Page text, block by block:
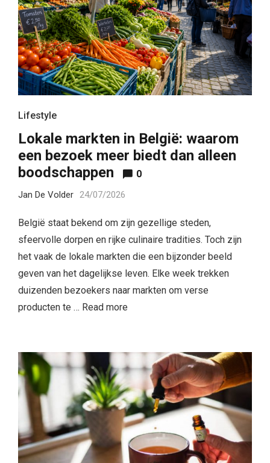
Lifestyle
Lokale markten in België: waarom
een bezoek meer biedt dan alleen
boodschappen
0
Jan De Volder 24/07/2026
België staat bekend om zijn gezellige steden,
sfeervolle dorpen en rijke culinaire tradities. Toch zijn
het vaak de lokale markten die een bijzonder beeld
geven van het dagelijkse leven. Elke week trekken
duizenden bezoekers naar markten om verse
producten te … Read more